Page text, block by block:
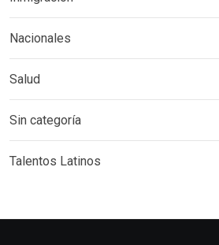
Nacionales
Salud
Sin categoría
Talentos Latinos